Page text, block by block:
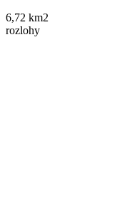
6,72 km2
rozlohy